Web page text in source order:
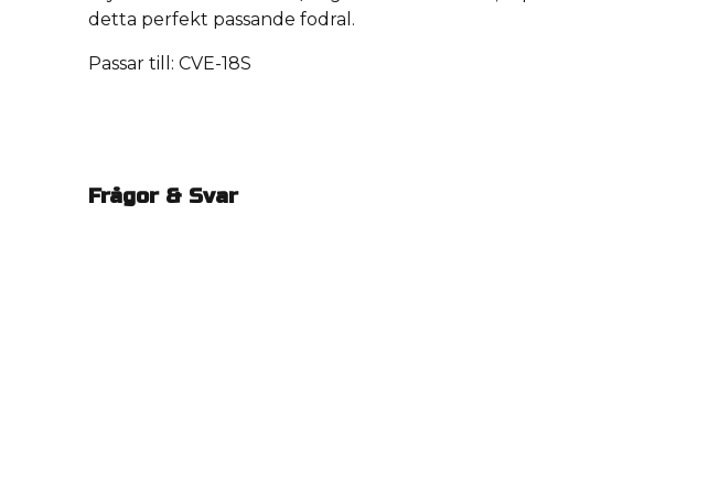
detta perfekt passande fodral.
Passar till: CVE-18S
Frågor & Svar